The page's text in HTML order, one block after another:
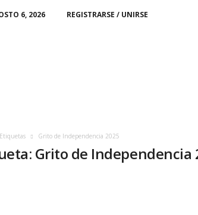
6, 2026 REGISTRARSE / UNIRSE
Etiquetas Grito de Independencia 2025
Grito de Independencia